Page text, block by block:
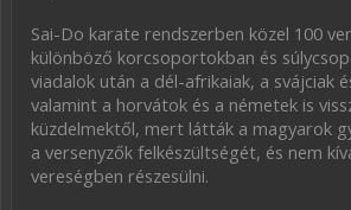
Sai-Do karate rendszerben közel 100
különböző korcsoportokban és
viadalok után a dél-afrikaiak, a svájciak
valamint a horvátok és a németek is
küzdelmektől, mert látták a magyarok
a versenyzők felkészültségét, és nem
vereségben részesülni.